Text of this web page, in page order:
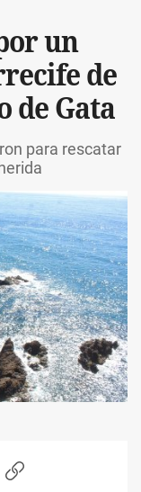
un
de
de Gata
para rescatar
Copiar